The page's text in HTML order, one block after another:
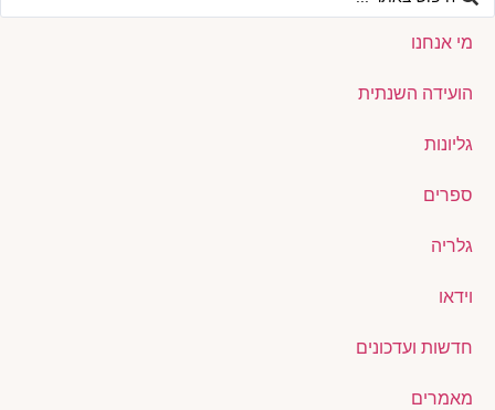
מי אנחנו
הועידה השנתית
גליונות
ספרים
גלריה
וידאו
חדשות ועדכונים
מאמרים